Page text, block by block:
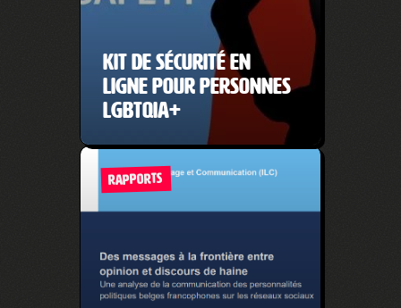
Kit de sécurité en
ligne pour personnes
LGBTQIA+
RAPPORTS